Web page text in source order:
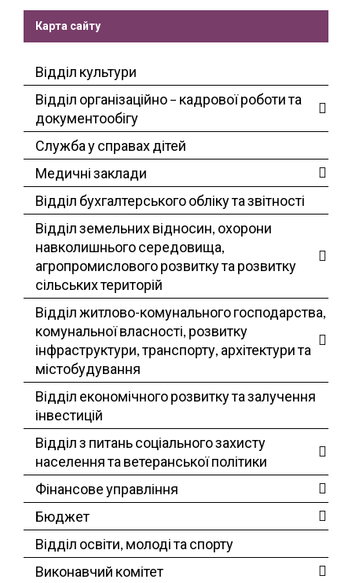
Карта сайту
Відділ культури
Відділ організаційно – кадрової роботи та
документообігу
Служба у справах дітей
Медичні заклади
Відділ бухгалтерського обліку та звітності
Відділ земельних відносин, охорони
навколишнього середовища,
агропромислового розвитку та розвитку
сільських територій
Відділ житлово-комунального господарства,
комунальної власності, розвитку
інфраструктури, транспорту, архітектури та
містобудування
Відділ економічного розвитку та залучення
інвестицій
Відділ з питань соціального захисту
населення та ветеранської політики
Фінансове управління
Бюджет
Відділ освіти, молоді та спорту
Виконавчий комітет